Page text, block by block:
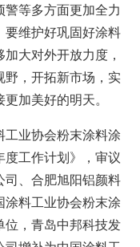
等多方面更加全力
要维护好巩固好涂料
大对外开放力度，
野，开拓新市场，实
加美好的明天。
业协会粉末涂料涂
工作计划》，审议
司、合肥旭阳铝颜料
料工业协会粉末涂
位，青岛中邦科技发